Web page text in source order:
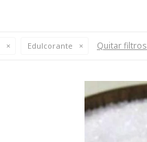
Edulcorante Quitar filtros